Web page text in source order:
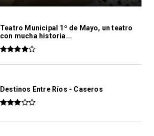
Teatro Municipal 1º de Mayo, un teatro
con mucha historia...
Destinos Entre Ríos - Caseros